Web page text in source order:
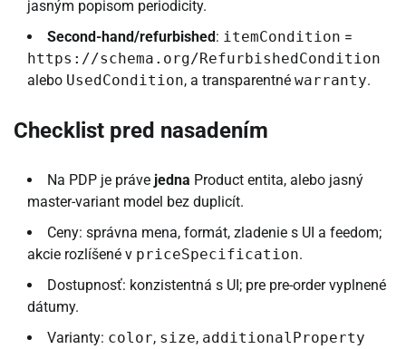
jasným popisom periodicity.
Second-hand/refurbished: itemCondition =
https://schema.org/RefurbishedCondition
alebo UsedCondition, a transparentné warranty.
Checklist pred nasadením
Na PDP je práve jedna Product entita, alebo jasný
master-variant model bez duplicít.
Ceny: správna mena, formát, zladenie s UI a feedom;
akcie rozlíšené v priceSpecification.
Dostupnosť: konzistentná s UI; pre pre-order vyplnené
dátumy.
Varianty: color, size, additionalProperty